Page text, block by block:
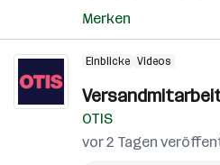
Merken
Einblicke Videos
OTIS
vor 2 Tagen